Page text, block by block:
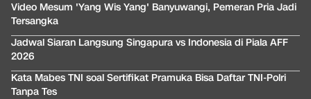
Video Mesum 'Yang Wis Yang' Banyuwangi, Pemeran Pria Jadi
Tersangka
Jadwal Siaran Langsung Singapura vs Indonesia di Piala AFF
2026
Kata Mabes TNI soal Sertifikat Pramuka Bisa Daftar TNI-Polri
Tanpa Tes